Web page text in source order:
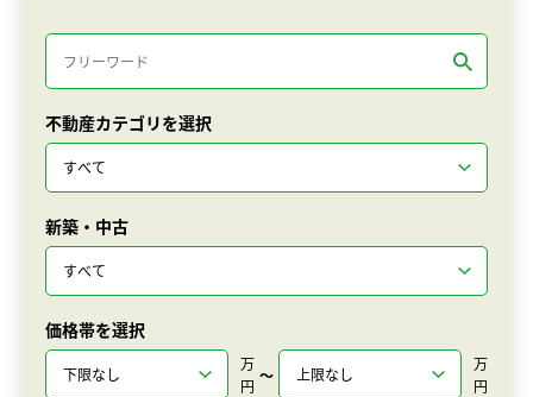
不動産カテゴリを選択
新築・中古
価格帯を選択
万
円
〜
万
円